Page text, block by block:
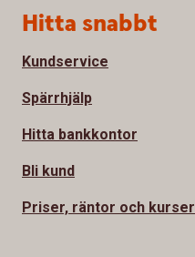
Sidfot
Hitta snabbt
Kundservice
Spärrhjälp
Hitta bankkontor
Bli kund
Priser, räntor och kurser